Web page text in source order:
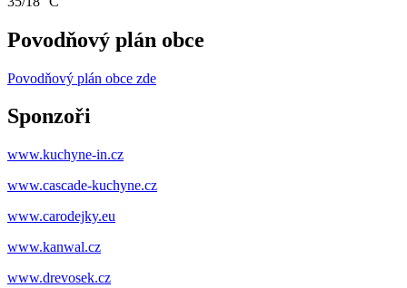
Povodňový plán obce
Povodňový plán obce zde
Sponzoři
www.kuchyne-in.cz
www.cascade-kuchyne.cz
www.carodejky.eu
www.kanwal.cz
www.drevosek.cz